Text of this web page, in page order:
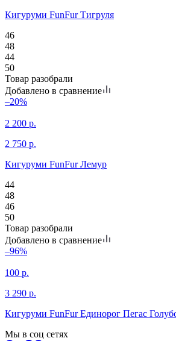
Кигуруми FunFur Тигруля
46
48
44
50
Товар разобрали
Добавлено в сравнение
–20%
2 200 р.
2 750 р.
Кигуруми FunFur Лемур
44
48
46
50
Товар разобрали
Добавлено в сравнение
–96%
100 р.
3 290 р.
Кигуруми FunFur Единорог Пегас
Мы в соц сетях